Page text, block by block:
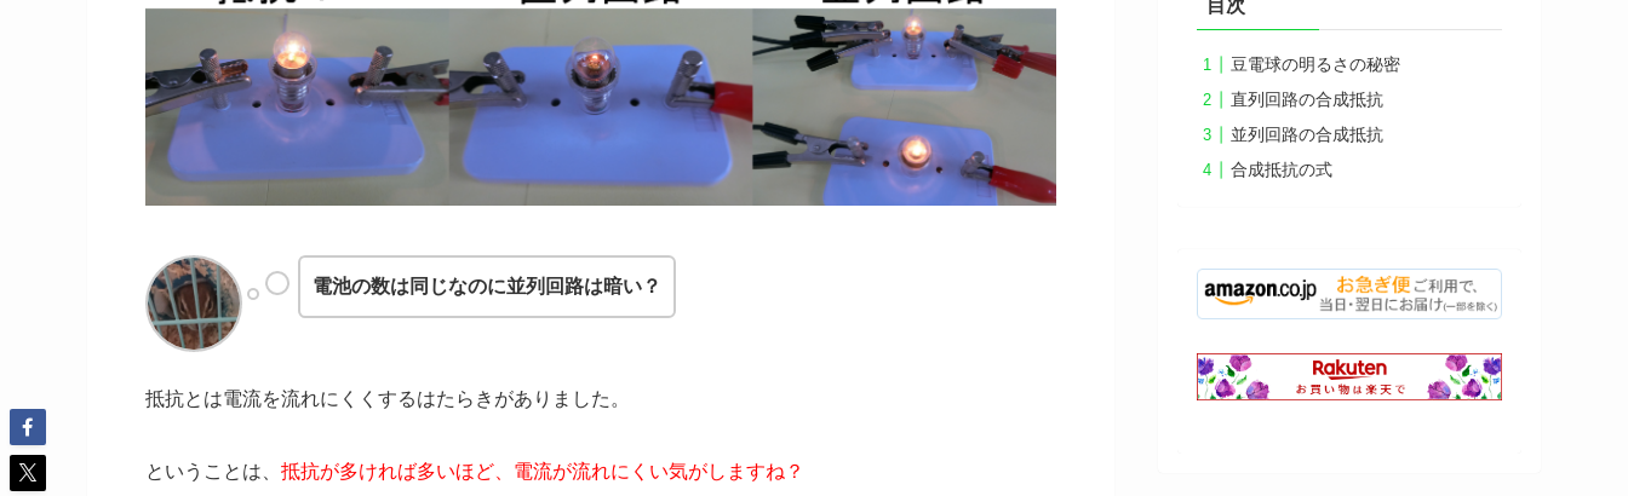
電池の数は同じなのに並列回路は暗い？
抵抗とは電流を流れにくくするはたらきがありました。
ということは、 抵抗が多ければ多いほど、電流が流れにくい気がしますね？
目次
豆電球の明るさの秘密
直列回路の合成抵抗
並列回路の合成抵抗
合成抵抗の式